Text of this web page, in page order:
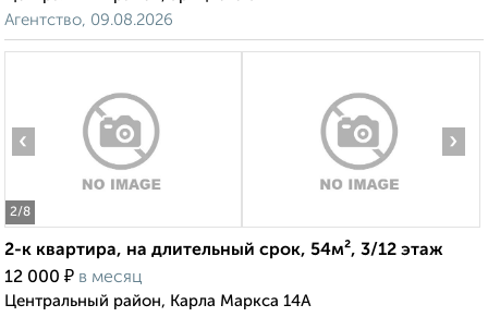
Агентство, 09.08.2026
2/8
‹ ›
2-к квартира, на длительный срок, 54м², 3/12 этаж
12 000 ₽ в месяц
Центральный район, Карла Маркса 14А